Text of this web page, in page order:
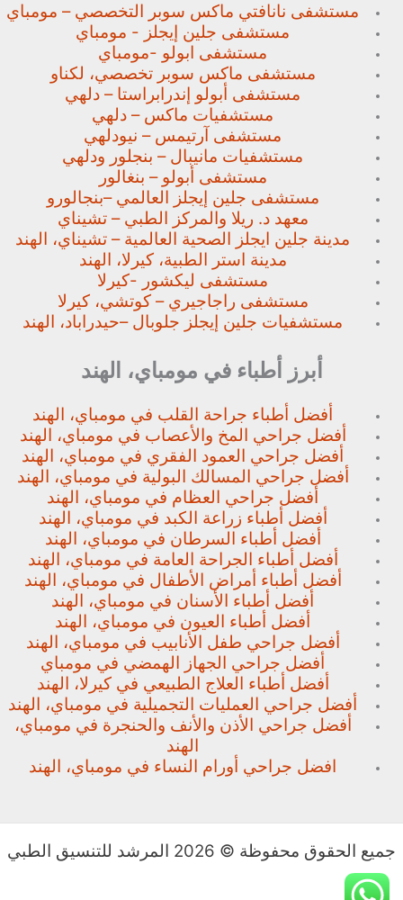
مستشفى نانافتي ماكس سوبر التخصصي – مومباي
مستشفى جلين إيجلز - مومباي
مستشفى ابولو -مومباي
مستشفى ماكس سوبر تخصصي، لكناو
مستشفى أبولو إندرابراستا – دلهي
مستشفيات ماكس – دلهي
مستشفى آرتيمس – نيودلهي
مستشفيات مانيبال – بنجلور ودلهي
مستشفى أبولو – بنغالور
مستشفى جلين إيجلز العالمي –بنجالورو
معهد د. ريلا والمركز الطبي – تشيناي
مدينة جلين ايجلز الصحية العالمية – تشيناي، الهند
مدينة استر الطبية، كيرلا، الهند
مستشفى ليكشور -كيرلا
مستشفى راجاجيري – كوتشي، كيرلا
مستشفيات جلين إيجلز جلوبال –حيدراباد، الهند
أبرز أطباء في مومباي، الهند
أفضل أطباء جراحة القلب في مومباي، الهند
أفضل جراحي المخ والأعصاب في مومباي، الهند
أفضل جراحي العمود الفقري في مومباي، الهند
أفضل جراحي المسالك البولية في مومباي، الهند
أفضل جراحي العظام في مومباي، الهند
أفضل أطباء زراعة الكبد في مومباي، الهند
أفضل أطباء السرطان في مومباي، الهند
أفضل أطباء الجراحة العامة في مومباي، الهند
أفضل أطباء أمراض الأطفال في مومباي، الهند
أفضل أطباء الأسنان في مومباي، الهند
أفضل أطباء العيون في مومباي، الهند
أفضل جراحي طفل الأنابيب في مومباي، الهند
أفضل جراحي الجهاز الهمضي في مومباي
أفضل أطباء العلاج الطبيعي في كيرلا، الهند
أفضل جراحي العمليات التجميلية في مومباي، الهند
أفضل جراحي الأذن والأنف والحنجرة في مومباي،
الهند
افضل جراحي أورام النساء في مومباي، الهند
جميع الحقوق محفوظة © 2026 المرشد للتنسيق الطبي